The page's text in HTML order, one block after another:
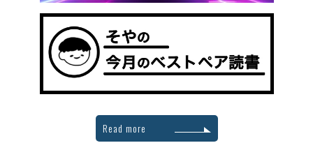
Read more